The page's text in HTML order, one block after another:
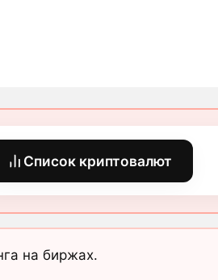
Список криптовалют
на биржах.